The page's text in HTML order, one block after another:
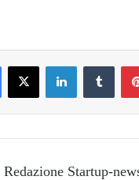
Facebook
X LinkedIn
Redazione Startup-